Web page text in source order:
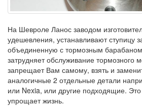
На Шевроле Ланос заводом
удешевления, устанавливают ступицу
объединенную с тормозным
затрудняет обслуживание тормозного
запрещает Вам самому, взять и
аналогичные 2 отдельные детали
или Nexia, или другие подходящие.
упрощает жизнь.